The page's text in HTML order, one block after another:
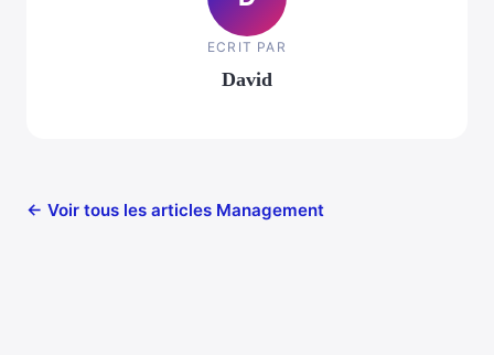
ECRIT PAR
David
← Voir tous les articles Management